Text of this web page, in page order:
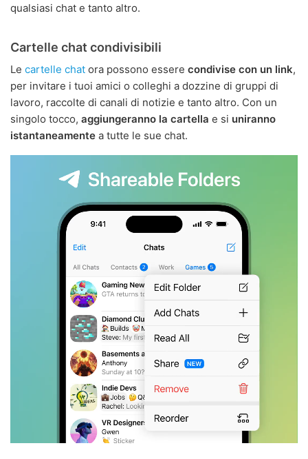
qualsiasi chat e tanto altro.
Cartelle chat condivisibili
Le cartelle chat ora possono essere condivise con un link,
per invitare i tuoi amici o colleghi a dozzine di gruppi di
lavoro, raccolte di canali di notizie e tanto altro. Con un
singolo tocco, aggiungeranno la cartella e si uniranno
istantaneamente a tutte le sue chat.